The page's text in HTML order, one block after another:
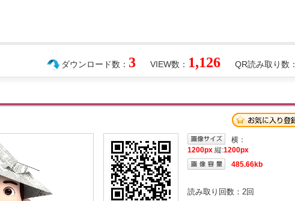
QR読み取り数：
VIEW数： 1,126
ダウンロード数： 3
横：
1200px 縦:1200px
485.66kb
読み取り回数： 2回